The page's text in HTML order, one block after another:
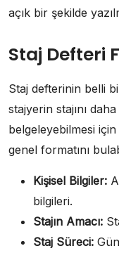
açık bir şekilde
Staj Defteri
Staj defterinin belli
stajyerin stajını
belgeleyebilmesi
genel formatını
Kişisel Bilgiler:
bilgileri.
Stajın Amacı:
Staj Süreci: